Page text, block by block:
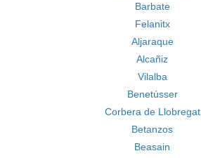
Barbate
Felanitx
Aljaraque
Alcañiz
Vilalba
Benetússer
Corbera de Llobregat
Betanzos
Beasain